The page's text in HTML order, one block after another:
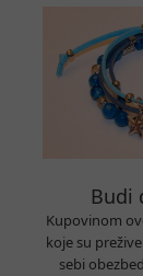
Budi
Kupovinom
koje su
sebi